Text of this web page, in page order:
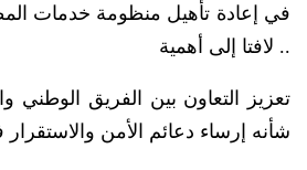
في إعادة تأهيل منظومة خدمات
.. لافتا إلى أهمية
تعزيز التعاون بين الفريق الوطني
شأنه إرساء دعائم الأمن